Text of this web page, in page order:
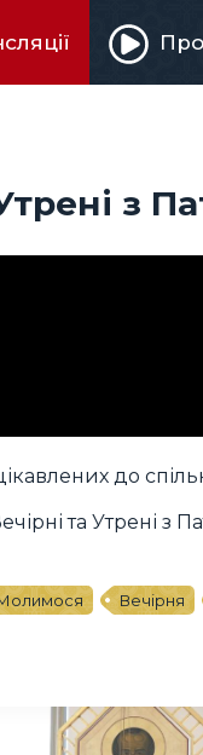
з
до
та Утрені з
Вечірня